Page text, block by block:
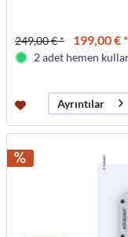
249,00 € * 199,00 € *
2 adet hemen
Ayrıntılar